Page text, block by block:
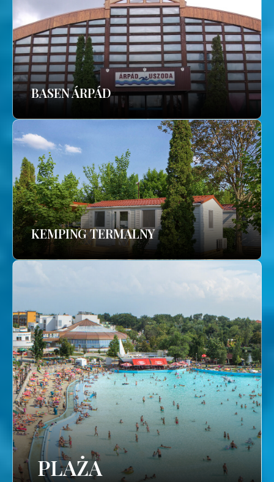
BASEN ÁRPÁD
KEMPING TERMALNY
PLAŻA